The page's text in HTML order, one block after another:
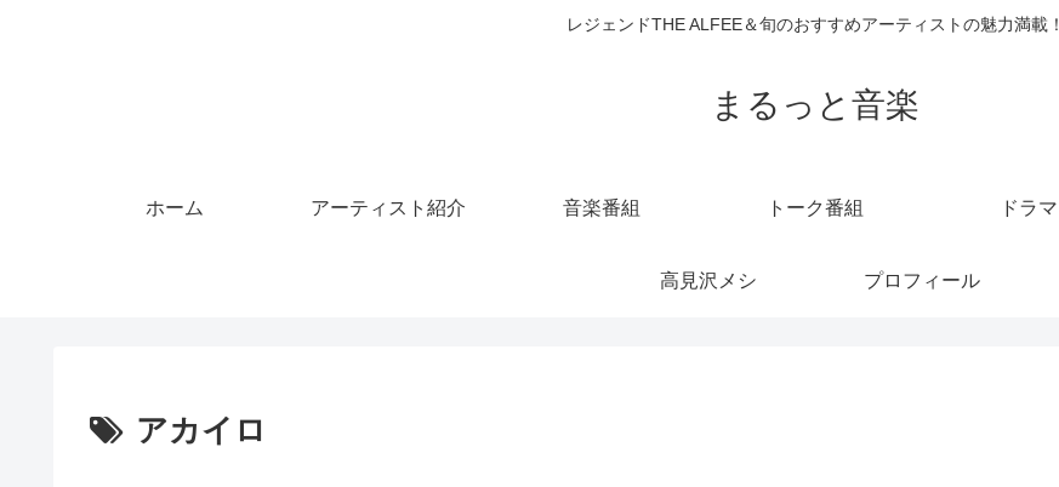
レジェンドTHE ALFEE＆旬のおすすめアーティストの魅力満載！
まるっと音楽
ホーム アーティスト紹介 音楽番組 トーク番組 ドラマ
高見沢メシ プロフィール
アカイロ